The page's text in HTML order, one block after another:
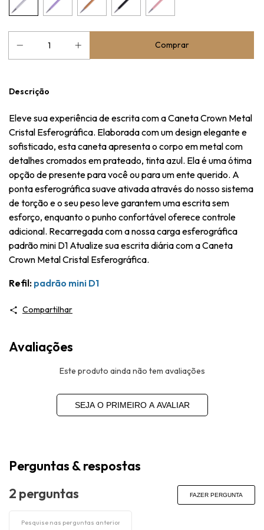
Descrição
Eleve sua experiência de escrita com a Caneta Crown Metal
Cristal Esferográfica. Elaborada com um design elegante e
sofisticado, esta caneta apresenta o corpo em metal com
detalhes cromados em prateado, tinta azul. Ela é uma ótima
opção de presente para você ou para um ente querido. A
ponta esferográfica suave ativada através do nosso sistema
de torção e o seu peso leve garantem uma escrita sem
esforço, enquanto o punho confortável oferece controle
adicional. Recarregada com a nossa carga esferográfica
padrão mini D1 Atualize sua escrita diária com a Caneta
Crown Metal Cristal Esferográfica.
Refil: padrão mini D1
Compartilhar
Avaliações
Este produto ainda não tem avaliações
SEJA O PRIMEIRO A AVALIAR
Perguntas & respostas
2 perguntas
FAZER PERGUNTA